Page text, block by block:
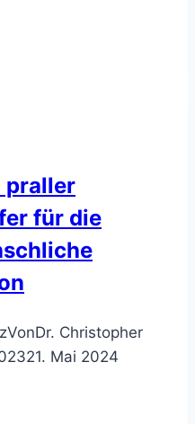
praller
für die
VonDr. Christopher
21. Mai 2024